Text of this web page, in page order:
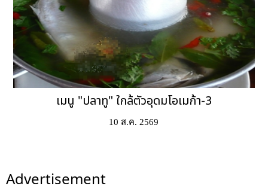
เมนู "ปลาทู" ใกล้ตัวอุดมโอเมก้า-3
10 ส.ค. 2569
Advertisement